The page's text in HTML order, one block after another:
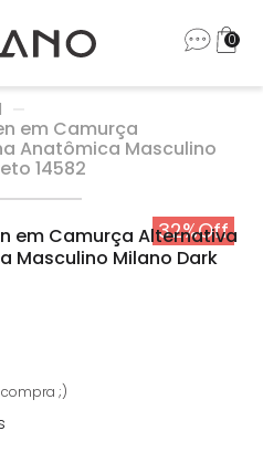
0
em Camurça
Anatômica Masculino
14582
32%Off
em Camurça Alternativa
Masculino Milano Dark